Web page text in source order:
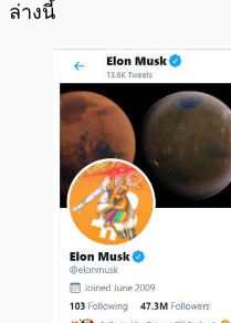
ล่างนี้